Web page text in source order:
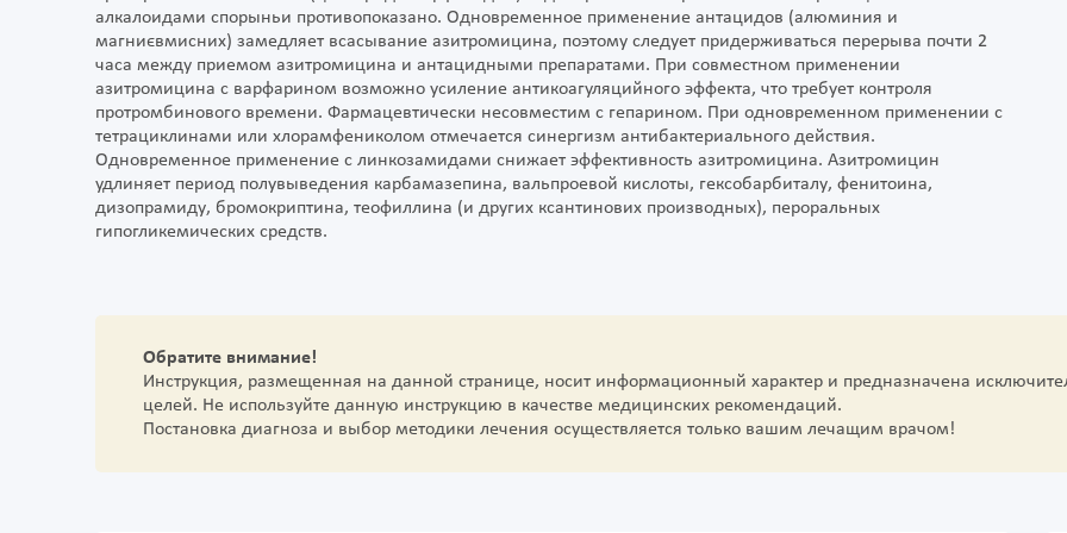
алкалоидами спорыньи противопоказано. Одновременное применение антацидов (алюминия и
магниєвмисних) замедляет всасывание азитромицина, поэтому следует придерживаться перерыва почти 2
часа между приемом азитромицина и антацидными препаратами. При совместном применении
азитромицина с варфарином возможно усиление антикоагуляцийного эффекта, что требует контроля
протромбинового времени. Фармацевтически несовместим с гепарином. При одновременном применении с
тетрациклинами или хлорамфениколом отмечается синергизм антибактериального действия.
Одновременное применение с линкозамидами снижает эффективность азитромицина. Азитромицин
удлиняет период полувыведения карбамазепина, вальпроевой кислоты, гексобарбиталу, фенитоина,
дизопрамиду, бромокриптина, теофиллина (и других ксантинових производных), пероральных
гипогликемических средств.
Обратите внимание!
Инструкция, размещенная на данной странице, носит информационный характер и предназначена
целей. Не используйте данную инструкцию в качестве медицинских рекомендаций.
Постановка диагноза и выбор методики лечения осуществляется только вашим лечащим врачом!